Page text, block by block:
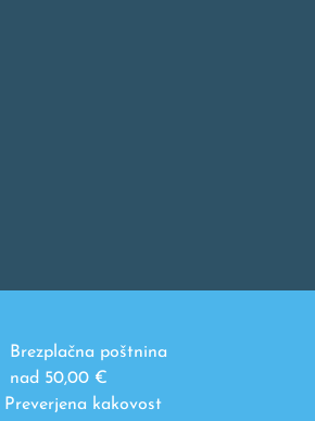
Brezplačna poštnina
nad 50,00 €
Preverjena kakovost